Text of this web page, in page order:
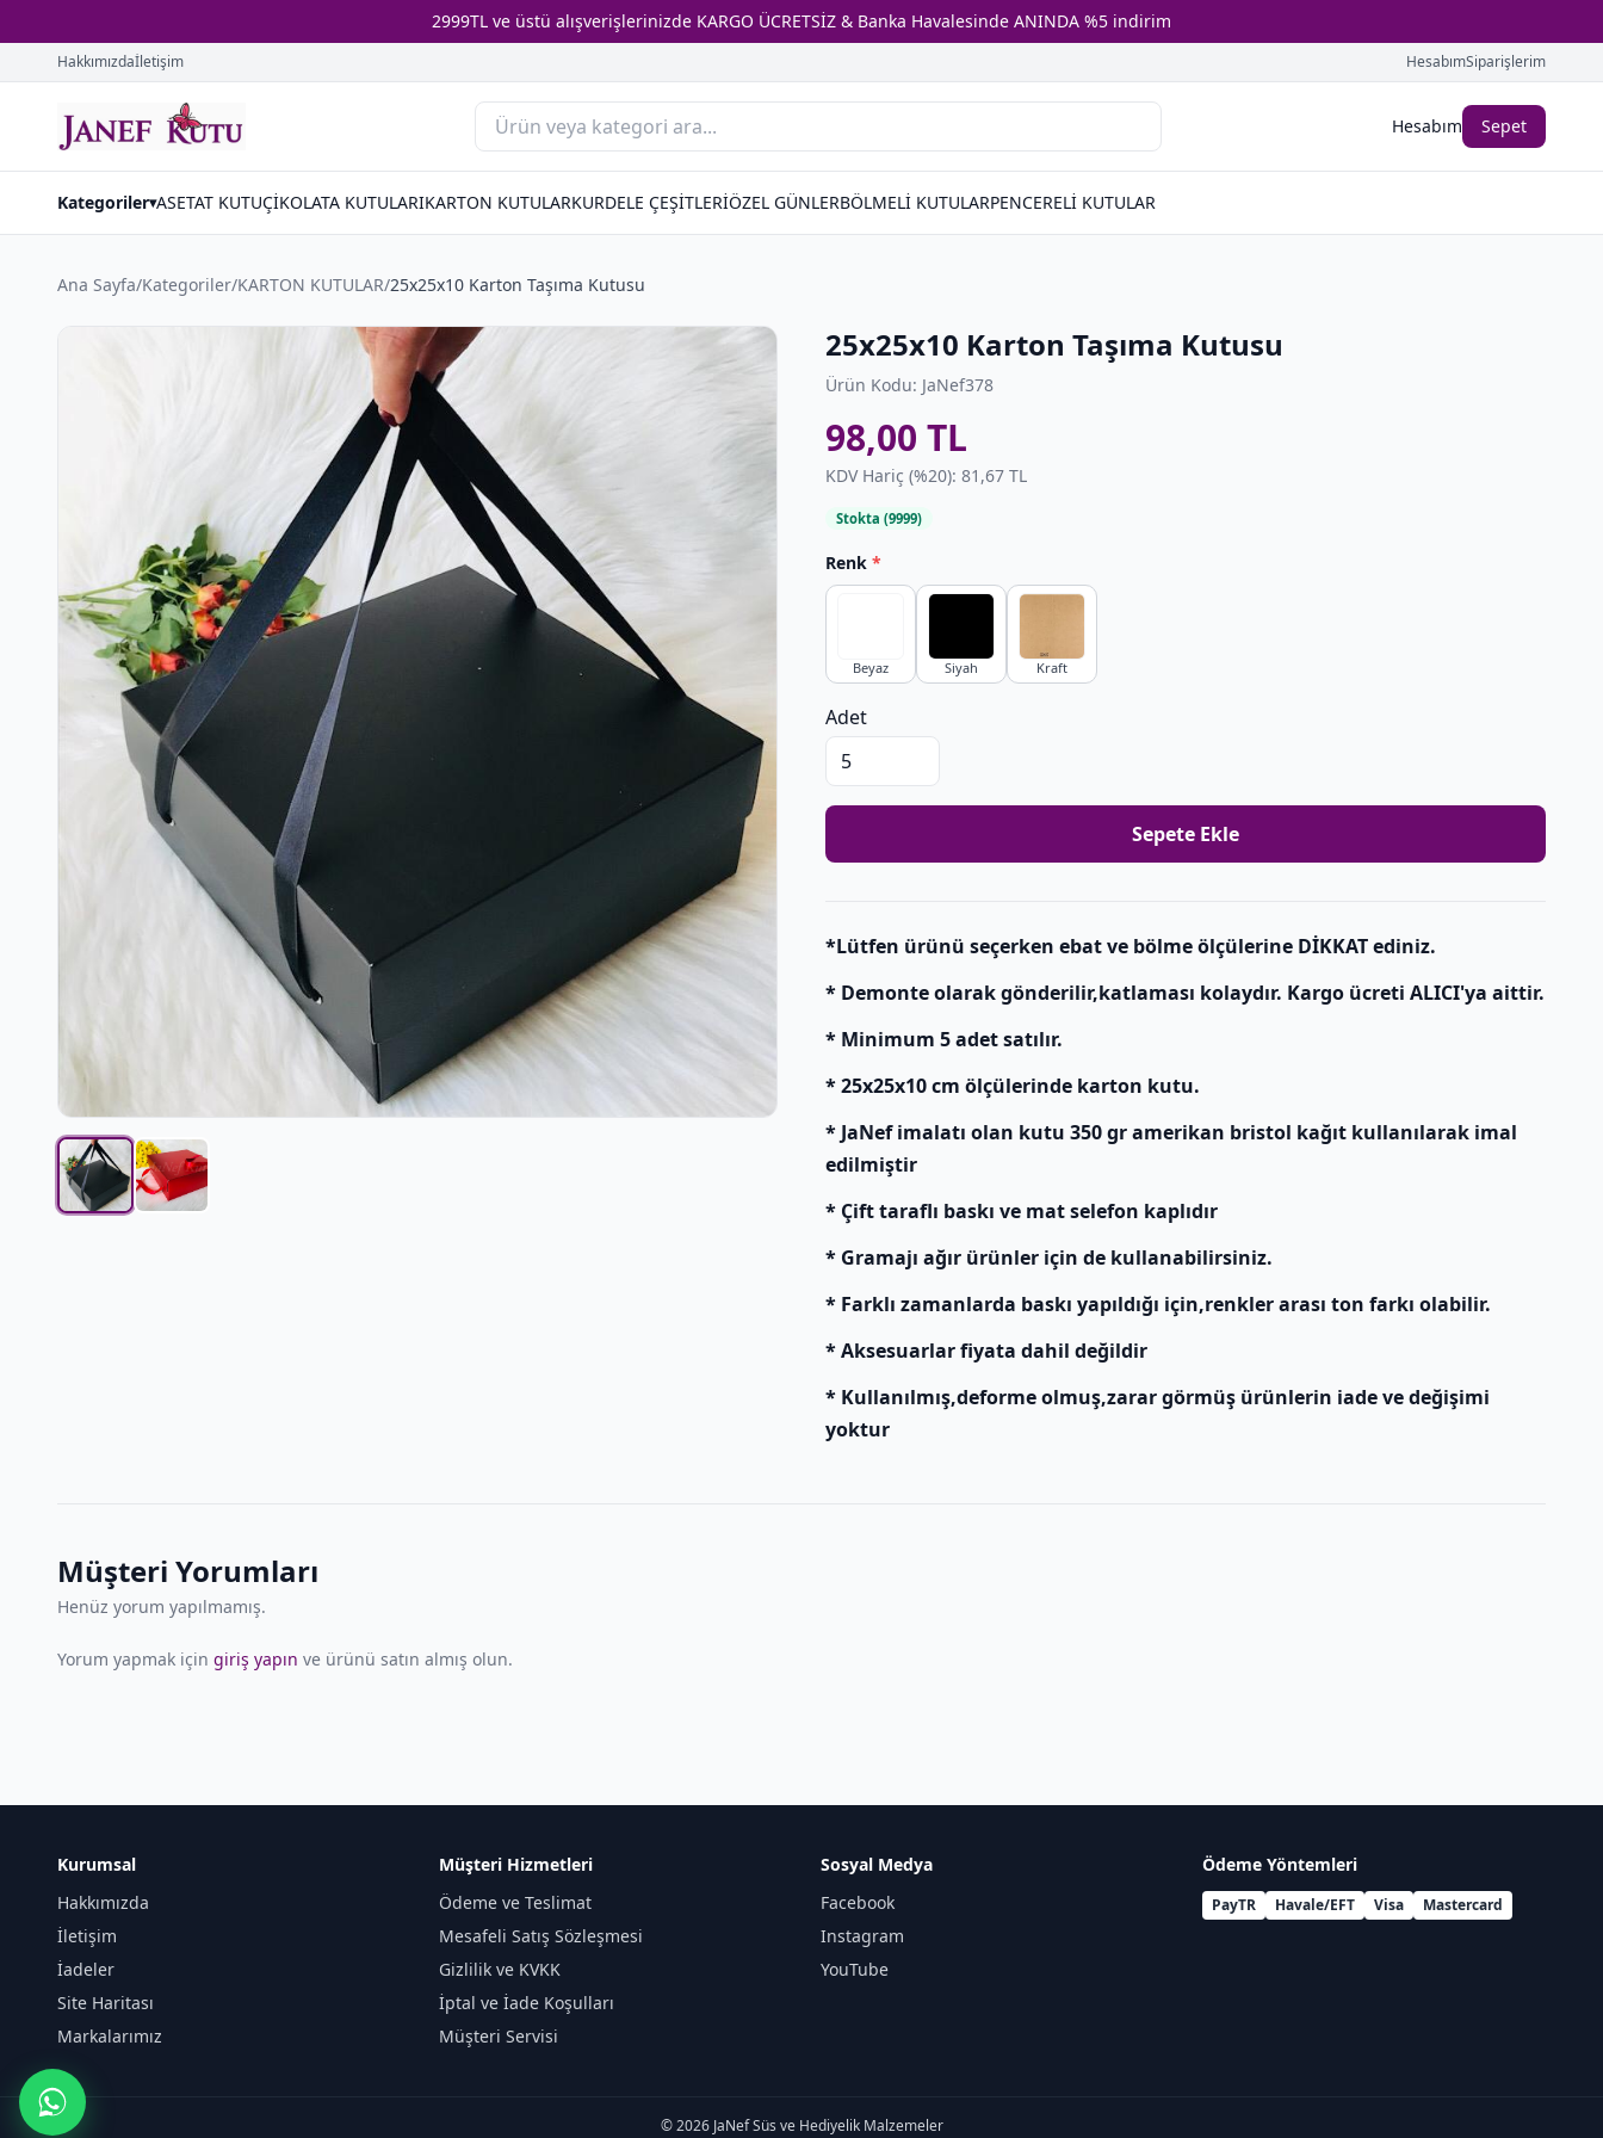
2999TL ve üstü alışverişlerinizde KARGO ÜCRETSİZ & Banka Havalesinde ANINDA %5 indirim
Hakkımızdaİletişim HesabımSiparişlerim
Hesabım Sepet
Kategoriler▾ASETAT KUTUÇİKOLATA KUTULARIKARTON KUTULARKURDELE ÇEŞİTLERİÖZEL GÜNLERBÖLMELİ KUTULARPENCERELİ KUTULAR
Ana Sayfa/Kategoriler/KARTON KUTULAR/25x25x10 Karton Taşıma Kutusu
25x25x10 Karton Taşıma Kutusu
Ürün Kodu: JaNef378
98,00 TL
KDV Hariç (%20): 81,67 TL
Stokta (9999)
Renk *
Beyaz Siyah Kraft
Adet
Sepete Ekle
*Lütfen ürünü seçerken ebat ve bölme ölçülerine DİKKAT ediniz.
* Demonte olarak gönderilir,katlaması kolaydır. Kargo ücreti ALICI'ya aittir.
* Minimum 5 adet satılır.
* 25x25x10 cm ölçülerinde karton kutu.
* JaNef imalatı olan kutu 350 gr amerikan bristol kağıt kullanılarak imal
edilmiştir
* Çift taraflı baskı ve mat selefon kaplıdır
* Gramajı ağır ürünler için de kullanabilirsiniz.
* Farklı zamanlarda baskı yapıldığı için,renkler arası ton farkı olabilir.
* Aksesuarlar fiyata dahil değildir
* Kullanılmış,deforme olmuş,zarar görmüş ürünlerin iade ve değişimi
yoktur
Müşteri Yorumları
Henüz yorum yapılmamış.
Yorum yapmak için giriş yapın ve ürünü satın almış olun.
Kurumsal
Hakkımızda
İletişim
İadeler
Site Haritası
Markalarımız
Müşteri Hizmetleri
Ödeme ve Teslimat
Mesafeli Satış Sözleşmesi
Gizlilik ve KVKK
İptal ve İade Koşulları
Müşteri Servisi
Sosyal Medya
Facebook
Instagram
YouTube
Ödeme Yöntemleri
PayTR Havale/EFT Visa Mastercard
© 2026 JaNef Süs ve Hediyelik Malzemeler